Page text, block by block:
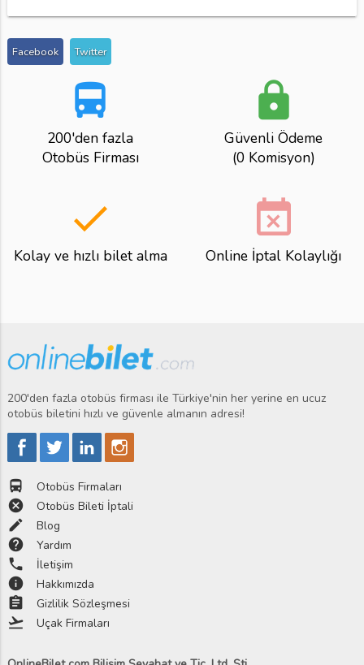
Facebook Twitter
directions_bus
200'den fazla
Otobüs Firması
lock
Güvenli Ödeme
(0 Komisyon)
done
Kolay ve hızlı bilet alma
event_busy
Online İptal Kolaylığı
200'den fazla otobüs firması ile Türkiye'nin her yerine en ucuz
otobüs biletini hızlı ve güvenle almanın adresi!
directions_bus Otobüs Firmaları
cancel Otobüs Bileti İptali
edit Blog
help Yardım
phone İletişim
info Hakkımızda
assignment Gizlilik Sözleşmesi
flight_takeoff Uçak Firmaları